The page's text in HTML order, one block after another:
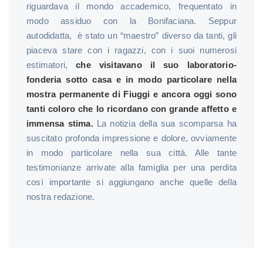
riguardava il mondo accademico, frequentato in
modo assiduo con la Bonifaciana. Seppur
autodidatta, è stato un “maestro” diverso da tanti, gli
piaceva stare con i ragazzi, con i suoi numerosi
estimatori,che visitavano il suo laboratorio-
fonderia sotto casa e in modo particolare nella
mostra permanente di Fiuggi e ancora oggi sono
tanti coloro che lo ricordano con grande affetto e
immensa stima.La notizia della sua scomparsa ha
suscitato profonda impressione e dolore, ovviamente
in modo particolare nella sua città. Alle tante
testimonianze arrivate alla famiglia per una perdita
così importante si aggiungano anche quelle della
nostra redazione.